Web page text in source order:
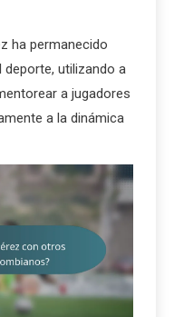
ha permanecido
utilizando a
a jugadores
a la dinámica